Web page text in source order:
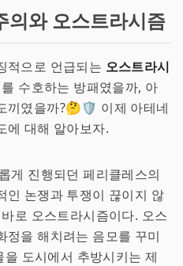
의와 오스트라시즘
적으로 언급되는 오스트라시
수호하는 방패였을까, 아
끼였을까?🤔🛡️ 이제 아테네
에 대해 알아보자.
게 진행되던 페리클레스의
인 논쟁과 투쟁이 끊이지 않
로 오스트라시즘이다. 오스
정을 해치려는 음모를 꾸미
도시에서 추방시키는 제